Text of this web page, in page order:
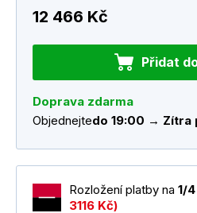
12 466 Kč
Přidat
Doprava zdarma
Objednejtedo 19:00 → Zítra
Rozložení platby na 1/
3116 Kč)